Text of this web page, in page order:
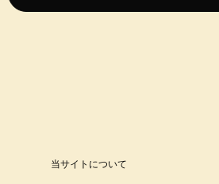
当サイトについて